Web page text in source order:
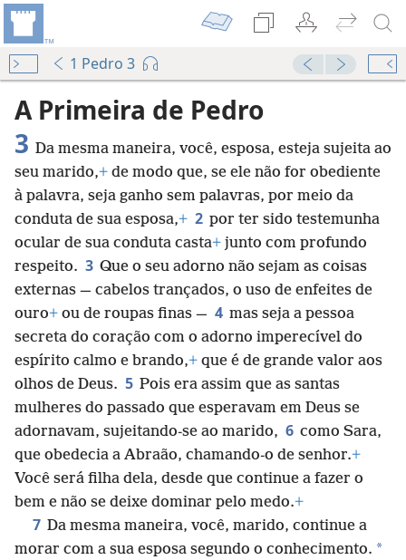
1 Pedro 3
A Primeira de Pedro
3 Da mesma maneira, você, esposa, esteja sujeita ao
seu marido,+ de modo que, se ele não for obediente
à palavra, seja ganho sem palavras, por meio da
conduta de sua esposa,+ 2 por ter sido testemunha
ocular de sua conduta casta+ junto com profundo
respeito. 3 Que o seu adorno não sejam as coisas
externas — cabelos trançados, o uso de enfeites de
ouro+ ou de roupas finas — 4 mas seja a pessoa
secreta do coração com o adorno imperecível do
espírito calmo e brando,+ que é de grande valor aos
olhos de Deus. 5 Pois era assim que as santas
mulheres do passado que esperavam em Deus se
adornavam, sujeitando-se ao marido, 6 como Sara,
que obedecia a Abraão, chamando-o de senhor.+
Você será filha dela, desde que continue a fazer o
bem e não se deixe dominar pelo medo.+
7 Da mesma maneira, você, marido, continue a
morar com a sua esposa segundo o conhecimento. *